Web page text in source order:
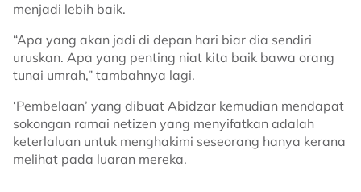
menjadi lebih baik.
“Apa yang akan jadi di depan hari biar dia sendiri
uruskan. Apa yang penting niat kita baik bawa orang
tunai umrah,” tambahnya lagi.
‘Pembelaan’ yang dibuat Abidzar kemudian mendapat
sokongan ramai netizen yang menyifatkan adalah
keterlaluan untuk menghakimi seseorang hanya kerana
melihat pada luaran mereka.